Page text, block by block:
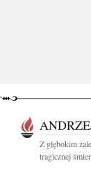
Z głębokim
tragicznej